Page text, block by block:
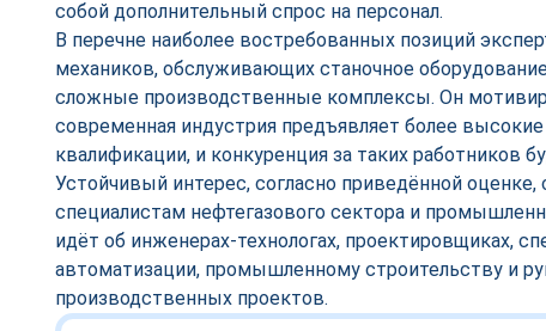
собой дополнительный спрос на персонал.
В перечне наиболее востребованных позиций
механиков, обслуживающих станочное
сложные производственные комплексы. Он
современная индустрия предъявляет более
квалификации, и конкуренция за таких работников
Устойчивый интерес, согласно приведённой оценке,
специалистам нефтегазового сектора и
идёт об инженерах-технологах, проектировщиках,
автоматизации, промышленному строительству и
производственных проектов.